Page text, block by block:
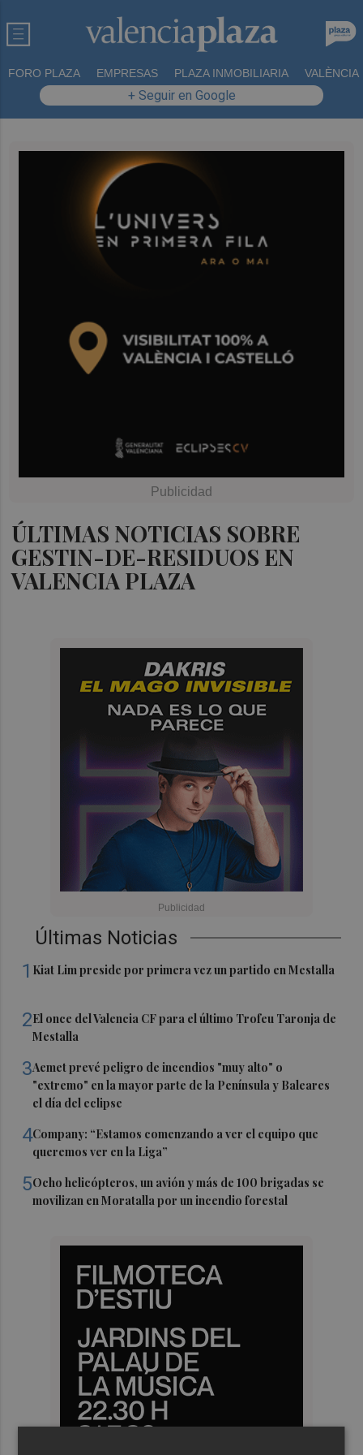
FORO PLAZA EMPRESAS PLAZA INMOBILIARIA VALÈNCIA
+ Seguir en Google
ÚLTIMAS NOTICIAS SOBRE
GESTIN-DE-RESIDUOS EN
VALENCIA PLAZA
Últimas Noticias
1 Kiat Lim preside por primera vez un partido en Mestalla
2El once del Valencia CF para el último Trofeu Taronja de
Mestalla
3Aemet prevé peligro de incendios "muy alto" o
"extremo" en la mayor parte de la Península y Baleares
el día del eclipse
4Company: “Estamos comenzando a ver el equipo que
queremos ver en la Liga”
5Ocho helicópteros, un avión y más de 100 brigadas se
movilizan en Moratalla por un incendio forestal